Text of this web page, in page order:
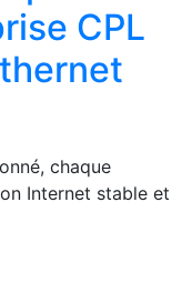
CPL
chaque
Internet stable et